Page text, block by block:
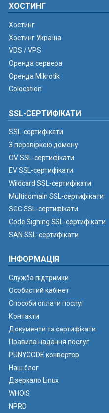
ХОСТИНГ
Хостинг
Хостинг Україна
VDS / VPS
Оренда сервера
Оренда Mikrotik
Colocation
SSL-СЕРТИФІКАТИ
SSL-сертифікати
З перевіркою домену
OV SSL-сертифікати
EV SSL-сертифікати
Wildcard SSL-сертифікати
Multidomain SSL-сертифікати
SGC SSL-сертифікати
Code Signing SSL-сертифікати
SAN SSL-сертифікати
ІНФОРМАЦІЯ
Служба підтримки
Особистий кабінет
Способи оплати послуг
Контакти
Документи та сертифікати
Правила надання послуг
PUNYCODE конвертер
Наш блог
Дзеркало Linux
WHOIS
NPRD